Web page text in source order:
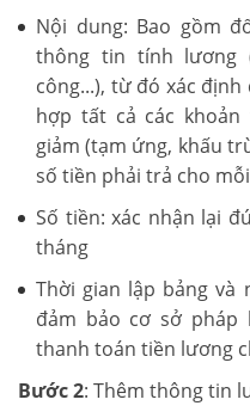
Nội dung: Bao gồm
thông tin tính lương
công...), từ đó xác
hợp tất cả các khoản
giảm (tạm ứng, khấu
số tiền phải trả cho
Số tiền: xác nhận lại
tháng
Thời gian lập bảng và
đảm bảo cơ sở pháp
thanh toán tiền lương
Bước 2: Thêm thông tin